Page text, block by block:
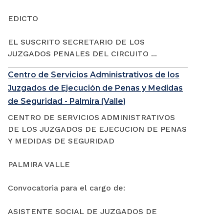
EDICTO
EL SUSCRITO SECRETARIO DE LOS
JUZGADOS PENALES DEL CIRCUITO ...
Centro de Servicios Administrativos de los
Juzgados de Ejecución de Penas y Medidas
de Seguridad - Palmira (Valle)
CENTRO DE SERVICIOS ADMINISTRATIVOS
DE LOS JUZGADOS DE EJECUCION DE PENAS
Y MEDIDAS DE SEGURIDAD
PALMIRA VALLE
Convocatoria para el cargo de:
ASISTENTE SOCIAL DE JUZGADOS DE